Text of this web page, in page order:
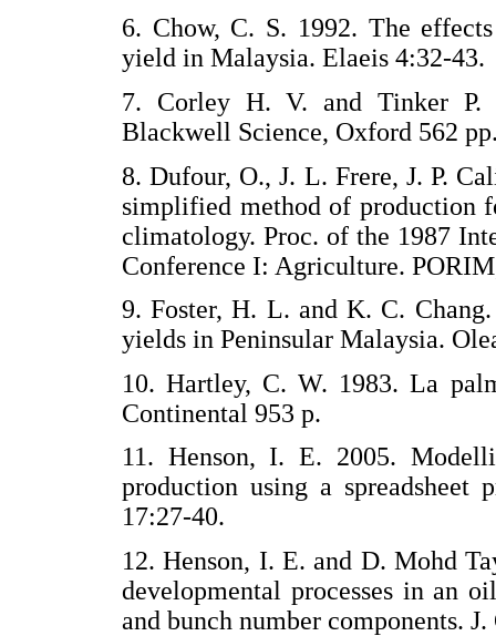
6. Chow, C. S. 1992. The
yield in Malaysia. Elaeis 4:32-43.
7. Corley H. V. and Tinker
Blackwell Science, Oxford 562
8. Dufour, O., J. L. Frere, J. P.
simplified method of production
climatology. Proc. of the 1987
Conference I: Agriculture.
9. Foster, H. L. and K. C.
yields in Peninsular Malaysia.
10. Hartley, C. W. 1983. La
Continental 953 p.
11. Henson, I. E. 2005.
production using a spreadsheet
17:27-40.
12. Henson, I. E. and D. Mohd
developmental processes in an
and bunch number components.